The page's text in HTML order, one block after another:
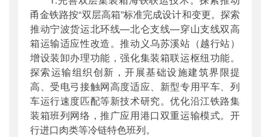
甬金铁路按“双层高箱”标准完成设计和变更。探索
推动宁波货运北环线—北仑支线—穿山支线双高
箱运输适应性改造。推动义乌苏溪站（越行站）
增设装卸办理功能，强化集装箱联运枢纽功能。
探索运输组织创新，开展基础设施建筑界限提
高、受电弓接触网高度适应、新型专用平车、列
车运行速度匹配等新技术研究。优化沿江铁路集
装箱班列网络，推广应用港口双重运输模式。开
行进口肉类等冷链特色班列。